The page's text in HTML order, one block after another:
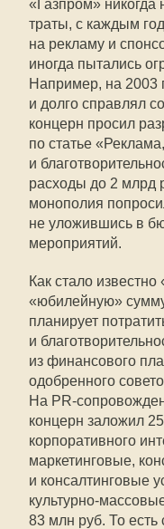
«Газпром» никогда
траты, с каждым
на рекламу и
иногда пытались
Например, на 2003
и долго справлял
концерн просил
по статье
и
расходы до 2 млрд
монополия
не уложившись в
мероприятий.
Как стало
«юбилейную»
планирует
и
из финансового
одобренного
На PR-
концерн заложил
корпоративного
маркетинговые,
и консалтинговые
культурно-
83 млн руб. То